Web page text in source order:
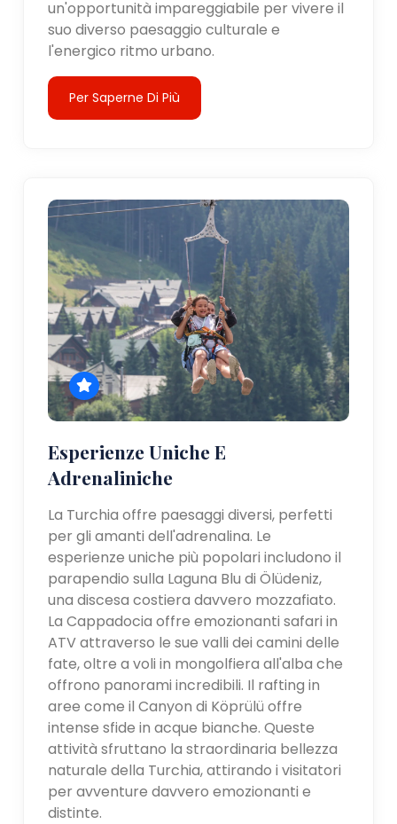
un'opportunità impareggiabile per vivere il
suo diverso paesaggio culturale e
l'energico ritmo urbano.
Per Saperne Di Più
Esperienze Uniche E
Adrenaliniche
La Turchia offre paesaggi diversi, perfetti
per gli amanti dell'adrenalina. Le
esperienze uniche più popolari includono il
parapendio sulla Laguna Blu di Ölüdeniz,
una discesa costiera davvero mozzafiato.
La Cappadocia offre emozionanti safari in
ATV attraverso le sue valli dei camini delle
fate, oltre a voli in mongolfiera all'alba che
offrono panorami incredibili. Il rafting in
aree come il Canyon di Köprülü offre
intense sfide in acque bianche. Queste
attività sfruttano la straordinaria bellezza
naturale della Turchia, attirando i visitatori
per avventure davvero emozionanti e
distinte.